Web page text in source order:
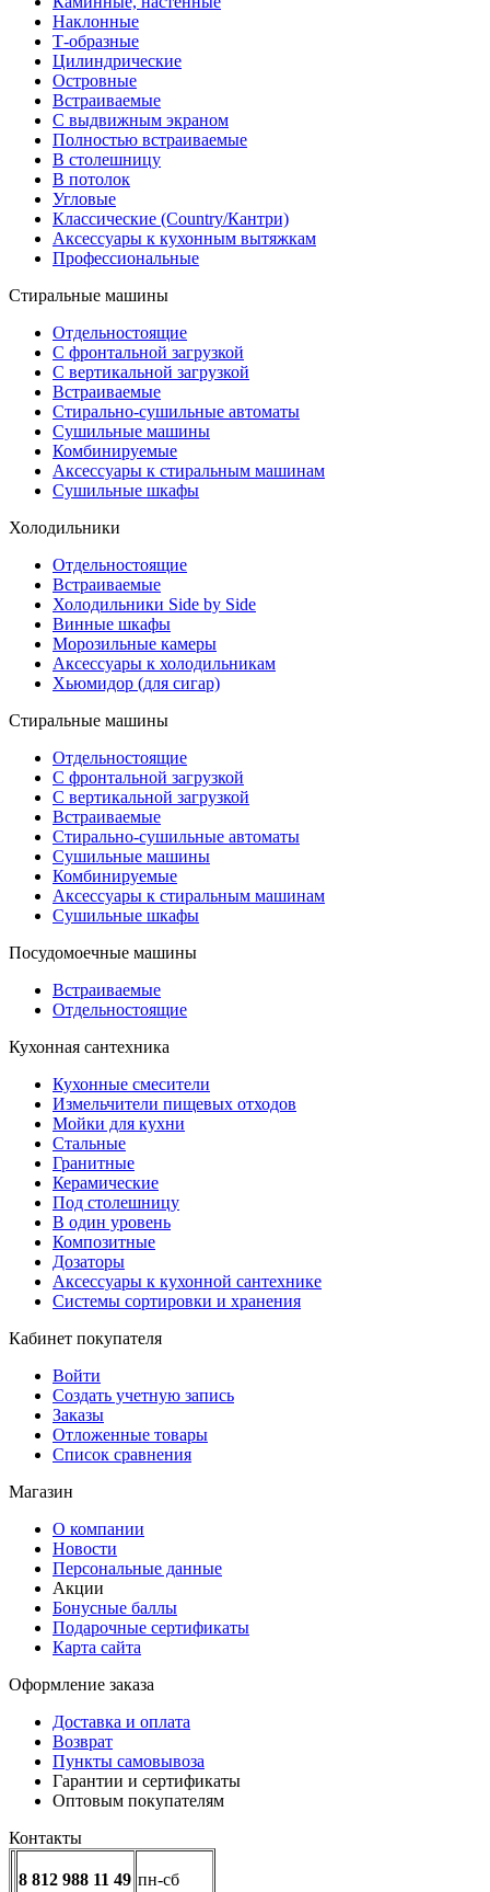
Наклонные
Т-образные
Цилиндрические
Островные
Встраиваемые
С выдвижным экраном
Полностью встраиваемые
В столешницу
В потолок
Угловые
Классические (Country/Кантри)
Аксессуары к кухонным вытяжкам
Профессиональные
Стиральные машины
Отдельностоящие
С фронтальной загрузкой
С вертикальной загрузкой
Встраиваемые
Стирально-сушильные автоматы
Сушильные машины
Комбинируемые
Аксессуары к стиральным машинам
Сушильные шкафы
Холодильники
Отдельностоящие
Встраиваемые
Холодильники Side by Side
Винные шкафы
Морозильные камеры
Аксессуары к холодильникам
Хьюмидор (для сигар)
Стиральные машины
Отдельностоящие
С фронтальной загрузкой
С вертикальной загрузкой
Встраиваемые
Стирально-сушильные автоматы
Сушильные машины
Комбинируемые
Аксессуары к стиральным машинам
Сушильные шкафы
Посудомоечные машины
Встраиваемые
Отдельностоящие
Кухонная сантехника
Кухонные смесители
Измельчители пищевых отходов
Мойки для кухни
Стальные
Гранитные
Керамические
Под столешницу
В один уровень
Композитные
Дозаторы
Аксессуары к кухонной сантехнике
Системы сортировки и хранения
Кабинет покупателя
Войти
Создать учетную запись
Заказы
Отложенные товары
Список сравнения
Магазин
О компании
Новости
Персональные данные
Акции
Бонусные баллы
Подарочные сертификаты
Карта сайта
Оформление заказа
Доставка и оплата
Возврат
Пункты самовывоза
Гарантии и сертификаты
Оптовым покупателям
Контакты
8 812 988 11 49 пн-сб